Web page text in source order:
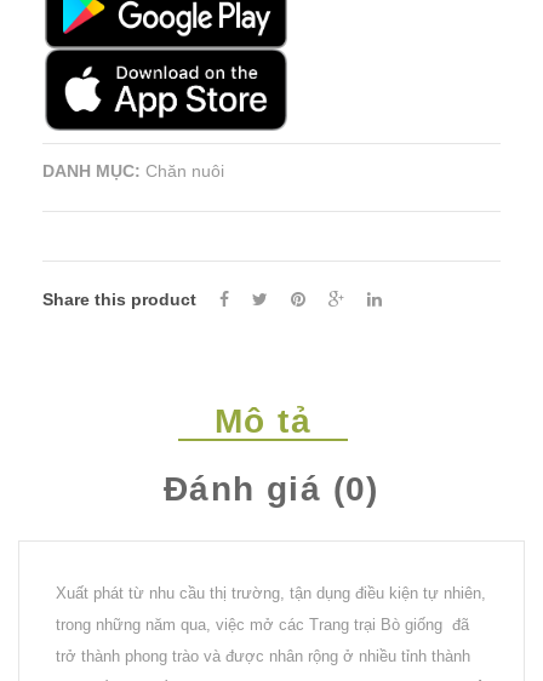
DANH MỤC: Chăn nuôi
Share this product
Mô tả
Đánh giá (0)
Xuất phát từ nhu cầu thị trường, tận dụng điều kiện tự nhiên,
trong những năm qua, việc mở các Trang trại Bò giống đã
trở thành phong trào và được nhân rộng ở nhiều tỉnh thành